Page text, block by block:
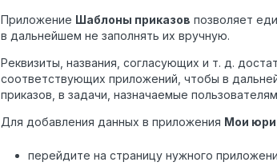
Приложение Шаблоны приказов позволяет
в дальнейшем не заполнять их вручную.
Реквизиты, названия, согласующих и т. д.
соответствующих приложений, чтобы в
приказов, в задачи, назначаемые
Для добавления данных в приложения Мои
перейдите на страницу нужного